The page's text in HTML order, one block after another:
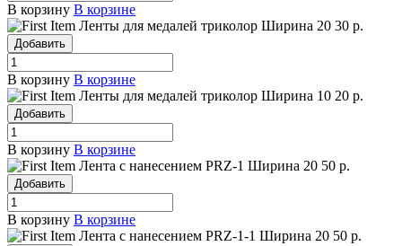
В корзину В корзине
Ленты для медалей триколор Ширина 20 30 р.
Добавить
В корзину В корзине
Ленты для медалей триколор Ширина 10 20 р.
Добавить
В корзину В корзине
Лента с нанесением PRZ-1 Ширина 20 50 р.
Добавить
В корзину В корзине
Лента с нанесением PRZ-1-1 Ширина 20 50 р.